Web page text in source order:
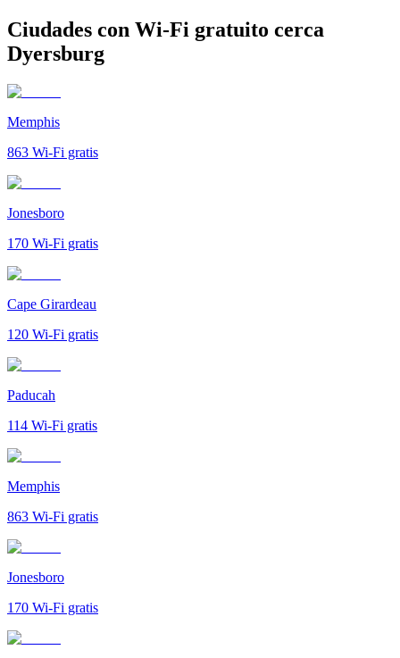
Ciudades con Wi-Fi gratuito cerca
Dyersburg
Memphis
863 Wi-Fi gratis
Jonesboro
170 Wi-Fi gratis
Cape Girardeau
120 Wi-Fi gratis
Paducah
114 Wi-Fi gratis
Memphis
863 Wi-Fi gratis
Jonesboro
170 Wi-Fi gratis